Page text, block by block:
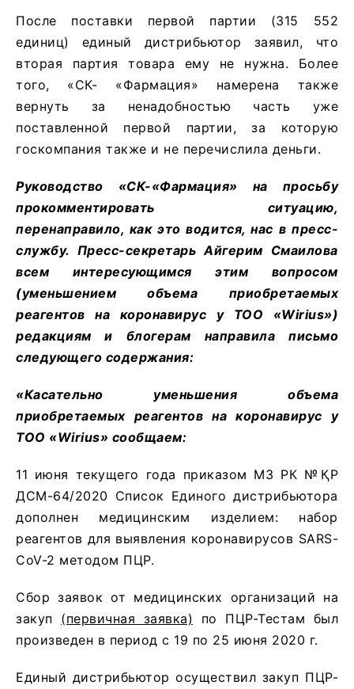
После поставки первой партии (315 552
единиц) единый дистрибьютор заявил, что
вторая партия товара ему не нужна. Более
того, «СК- «Фармация» намерена также
вернуть за ненадобностью часть уже
поставленной первой партии, за которую
госкомпания также и не перечислила деньги.
Руководство «СК-«Фармация» на просьбу
прокомментировать ситуацию,
перенаправило, как это водится, нас в пресс-
службу. Пресс-секретарь Айгерим Смаилова
всем интересующимся этим вопросом
(уменьшением объема приобретаемых
реагентов на коронавирус у ТОО «Wirius»)
редакциям и блогерам направила письмо
следующего содержания:
«Касательно уменьшения объема
приобретаемых реагентов на коронавирус у
ТОО «Wirius» сообщаем:
11 июня текущего года приказом МЗ РК №ҚР
ДСМ-64/2020 Список Единого дистрибьютора
дополнен медицинским изделием: набор
реагентов для выявления коронавирусов SARS-
CoV-2 методом ПЦР.
Сбор заявок от медицинских организаций на
закуп (первичная заявка) по ПЦР-Тестам был
произведен в период с 19 по 25 июня 2020 г.
Единый дистрибьютор осуществил закуп ПЦР-